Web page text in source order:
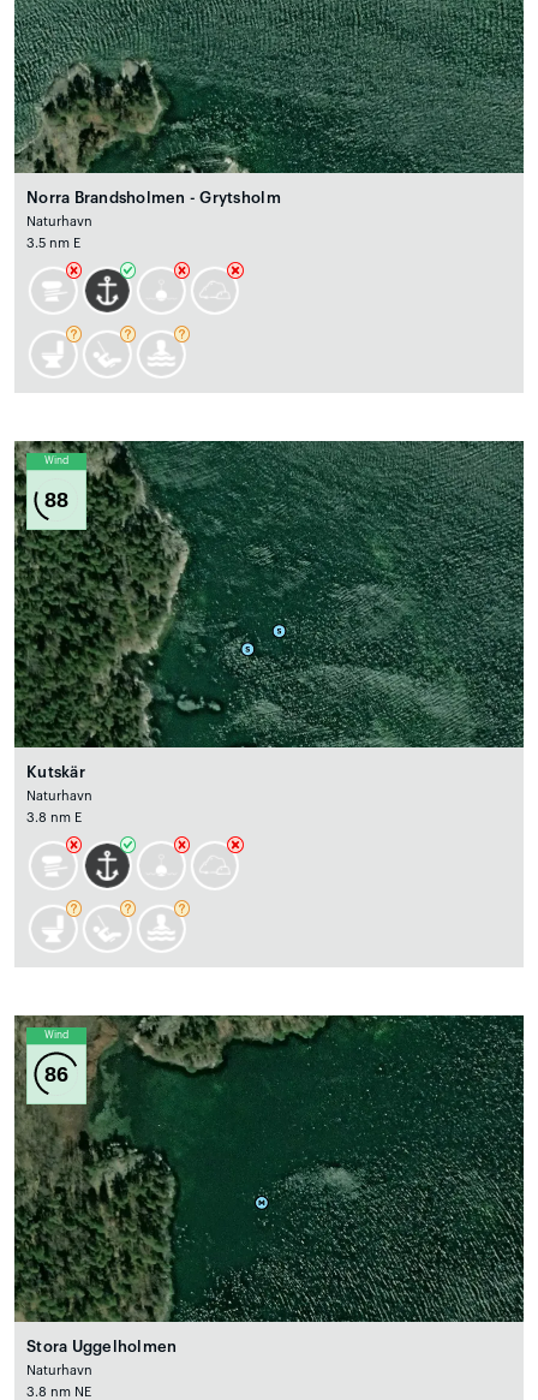
Norra Brandsholmen - Grytsholm
Naturhavn
3.5 nm E
Wind
88
Kutskär
Naturhavn
3.8 nm E
Wind
86
Stora Uggelholmen
Naturhavn
3.8 nm NE